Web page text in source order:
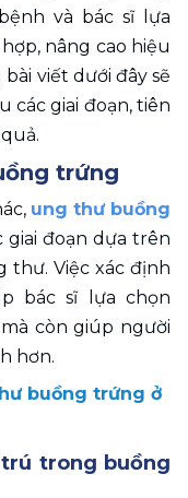
và bác sĩ lựa
nâng cao hiệu
viết dưới đây sẽ
các giai đoạn, tiên
trứng
ung thư buồng
giai đoạn dựa trên
thư. Việc xác định
bác sĩ lựa chọn
còn giúp người
hơn.
buồng trứng ở
trú trong buồng